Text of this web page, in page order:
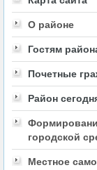
О районе
Гостям
Почетные
Район
городской
Местное